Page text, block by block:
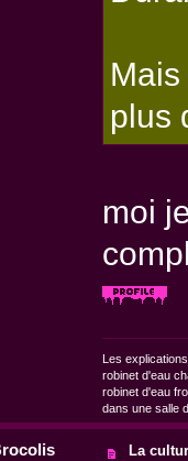
plus
moi
Les
robinet d'eau
robinet d'eau
dans une salle
La